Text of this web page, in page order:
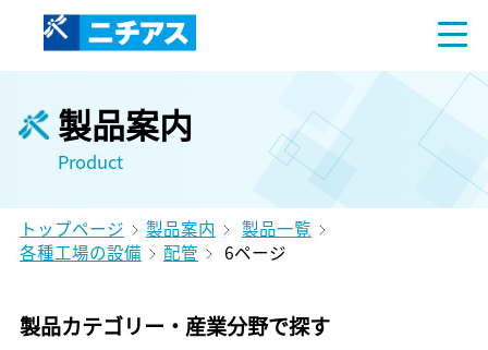
製品案内
Product
トップページ 製品案内
製品一覧
各種工場の設備
配管 6ページ
製品カテゴリー・産業分野で探す